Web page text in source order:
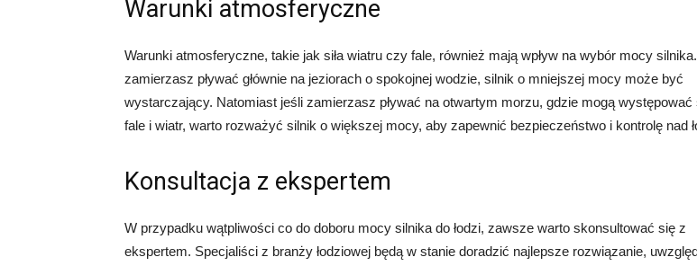
Warunki atmosferyczne
Warunki atmosferyczne, takie jak siła wiatru czy fale, również mają wpływ na wybór mocy
zamierzasz pływać głównie na jeziorach o spokojnej wodzie, silnik o mniejszej mocy może być
wystarczający. Natomiast jeśli zamierzasz pływać na otwartym morzu, gdzie mogą występować
fale i wiatr, warto rozważyć silnik o większej mocy, aby zapewnić bezpieczeństwo i kontrolę nad
Konsultacja z ekspertem
W przypadku wątpliwości co do doboru mocy silnika do łodzi, zawsze warto skonsultować się z
ekspertem. Specjaliści z branży łodziowej będą w stanie doradzić najlepsze rozwiązanie,